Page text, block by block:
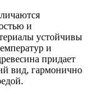
и
устойчивы
и
придает
вид, гармонично